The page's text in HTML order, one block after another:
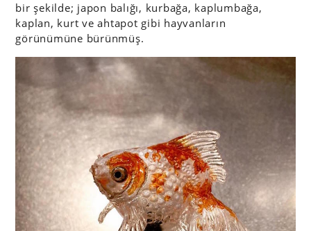
bir şekilde; japon balığı, kurbağa, kaplumbağa,
kaplan, kurt ve ahtapot gibi hayvanların
görünümüne bürünmüş.